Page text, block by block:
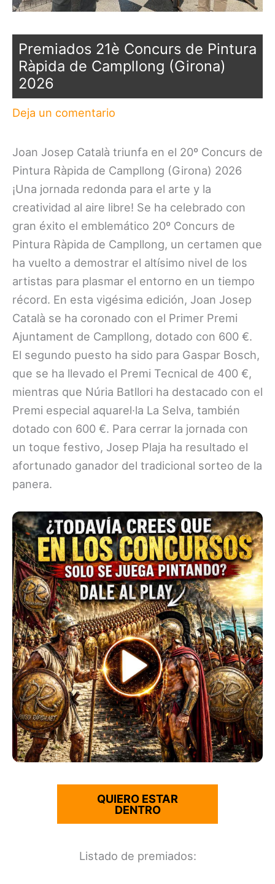
Premiados 21è Concurs de Pintura
Ràpida de Campllong (Girona)
2026
Deja un comentario
Joan Josep Català triunfa en el 20º Concurs de
Pintura Ràpida de Campllong (Girona) 2026
¡Una jornada redonda para el arte y la
creatividad al aire libre! Se ha celebrado con
gran éxito el emblemático 20º Concurs de
Pintura Ràpida de Campllong, un certamen que
ha vuelto a demostrar el altísimo nivel de los
artistas para plasmar el entorno en un tiempo
récord. En esta vigésima edición, Joan Josep
Català se ha coronado con el Primer Premi
Ajuntament de Campllong, dotado con 600 €.
El segundo puesto ha sido para Gaspar Bosch,
que se ha llevado el Premi Tecnical de 400 €,
mientras que Núria Batllori ha destacado con el
Premi especial aquarel·la La Selva, también
dotado con 600 €. Para cerrar la jornada con
un toque festivo, Josep Plaja ha resultado el
afortunado ganador del tradicional sorteo de la
panera.
QUIERO ESTAR
DENTRO
Listado de premiados: